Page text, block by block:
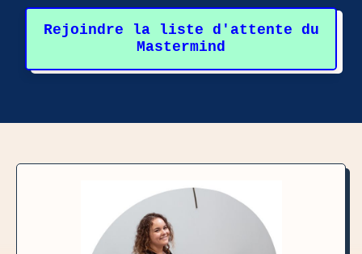
Rejoindre la liste d'attente du
Mastermind